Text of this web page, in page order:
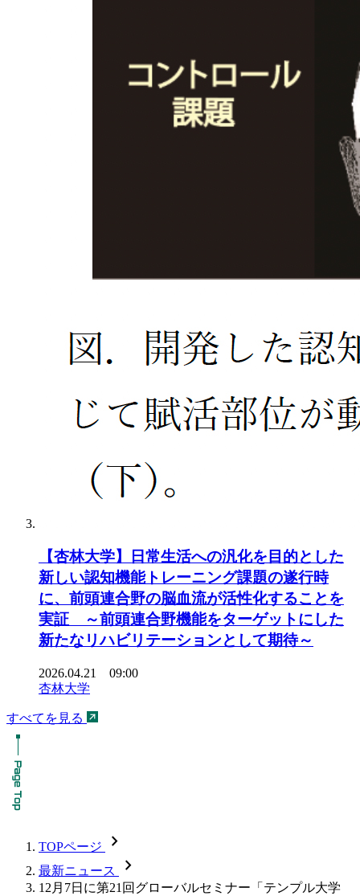
【杏林大学】日常生活への汎化を目的とした
新しい認知機能トレーニング課題の遂行時
に、前頭連合野の脳血流が活性化することを
実証 ～前頭連合野機能をターゲットにした
新たなリハビリテーションとして期待～
2026.04.21 09:00
杏林大学
すべてを見る
TOPページ chevron_forward
最新ニュース chevron_forward
12月7日に第21回グローバルセミナー「テンプル大学